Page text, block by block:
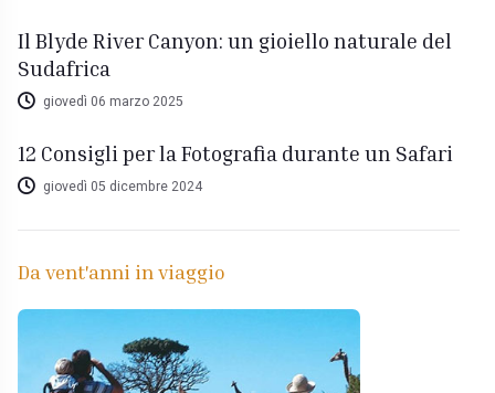
Il Blyde River Canyon: un gioiello naturale del
Sudafrica
giovedì 06 marzo 2025
12 Consigli per la Fotografia durante un Safari
giovedì 05 dicembre 2024
Da vent'anni in viaggio